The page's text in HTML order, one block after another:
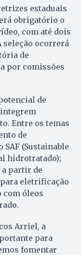
estaduais
obrigatório o
com até dois
seleção ocorrerá
de
por comissões
de
Entre os temas
de
(Sustainable
hidrotratado);
a partir de
eletrificação
com óleos
Arriel, a
para
fomentar